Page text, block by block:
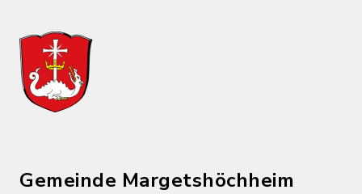
Gemeinde Margetshöchheim